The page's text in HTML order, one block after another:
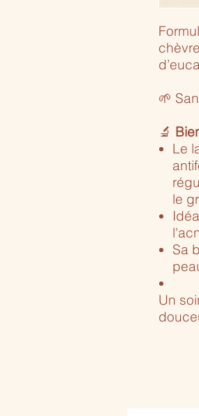
🌱
🔬
Le
le
Sa
Un